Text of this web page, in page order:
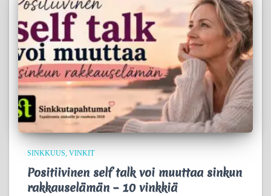
SINKKUUS VINKIT
Positiivinen self talk voi muuttaa sinkun
rakkauselämän – 10 vinkkiä